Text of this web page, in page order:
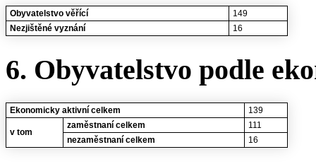
Obyvatelstvo věřící
149
Nezjištěné vyznání
16
6. Obyvatelstvo podle
Ekonomicky aktivní celkem 139
v tom
zaměstnaní celkem
111
nezaměstnaní celkem
16